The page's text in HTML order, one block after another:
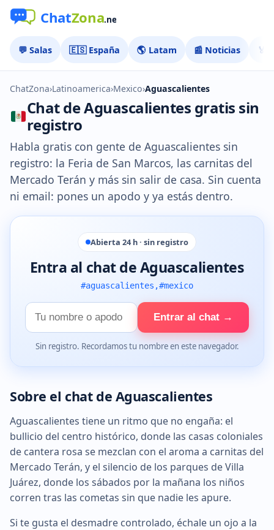
💬 Salas 🇪🇸 España 🌎 Latam 📰 Noticias 🏅
ChatZona›Latinoamerica›Mexico›Aguascalientes
Chat de Aguascalientes gratis sin
registro
Habla gratis con gente de Aguascalientes sin
registro: la Feria de San Marcos, las carnitas del
Mercado Terán y más sin salir de casa. Sin cuenta
ni email: pones un apodo y ya estás dentro.
Abierta 24 h · sin registro
Entra al chat de Aguascalientes
#aguascalientes,#mexico
Tu
nombre
Entrar al chat →
Sin registro. Recordamos tu nombre en este navegador.
Sobre el chat de Aguascalientes
Aguascalientes tiene un ritmo que no engaña: el
bullicio del centro histórico, donde las casas coloniales
de cantera rosa se mezclan con el aroma a carnitas del
Mercado Terán, y el silencio de los parques de Villa
Juárez, donde los sábados por la mañana los niños
corren tras las cometas sin que nadie les apure.
Si te gusta el desmadre controlado, échale un ojo a la